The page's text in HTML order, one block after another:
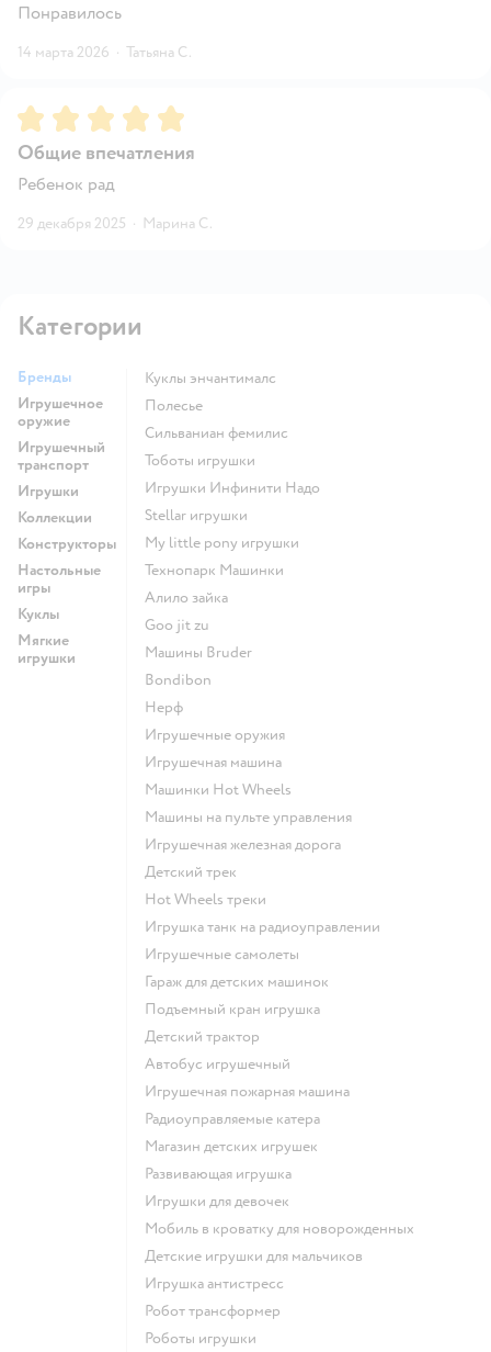
Понравилось
14 марта 2026 · Татьяна С.
Рейтинг:5
Общие впечатления
Ребенок рад
29 декабря 2025 · Марина С.
Категории
Бренды
Игрушечное
оружие
Игрушечный
транспорт
Игрушки
Коллекции
Конструкторы
Настольные
игры
Куклы
Мягкие
игрушки
Куклы энчантималс
Полесье
Сильваниан фемилис
Тоботы игрушки
Игрушки Инфинити Надо
Stellar игрушки
my little pony игрушки
Технопарк Машинки
Алило зайка
Goo jit zu
Машины Bruder
Bondibon
Нерф
Игрушечные оружия
Игрушечная машина
Машинки Hot Wheels
Машины на пульте управления
Игрушечная железная дорога
Детский трек
Hot Wheels треки
Игрушка танк на радиоуправлении
Игрушечные самолеты
Гараж для детских машинок
Подъемный кран игрушка
Детский трактор
Автобус игрушечный
Игрушечная пожарная машина
Радиоуправляемые катера
Магазин детских игрушек
Развивающая игрушка
Игрушки для девочек
Мобиль в кроватку для новорожденных
Детские игрушки для мальчиков
Игрушка антистресс
Робот трансформер
Роботы игрушки